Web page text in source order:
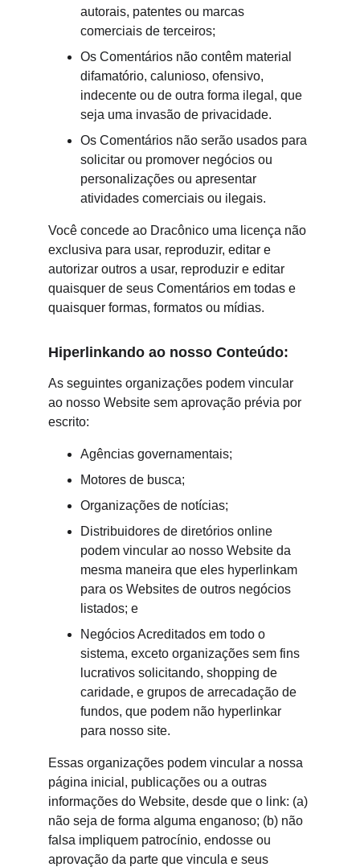
autorais, patentes ou marcas
comerciais de terceiros;
Os Comentários não contêm material
difamatório, calunioso, ofensivo,
indecente ou de outra forma ilegal, que
seja uma invasão de privacidade.
Os Comentários não serão usados para
solicitar ou promover negócios ou
personalizações ou apresentar
atividades comerciais ou ilegais.
Você concede ao Dracônico uma licença não
exclusiva para usar, reproduzir, editar e
autorizar outros a usar, reproduzir e editar
quaisquer de seus Comentários em todas e
quaisquer formas, formatos ou mídias.
Hiperlinkando ao nosso Conteúdo:
As seguintes organizações podem vincular
ao nosso Website sem aprovação prévia por
escrito:
Agências governamentais;
Motores de busca;
Organizações de notícias;
Distribuidores de diretórios online
podem vincular ao nosso Website da
mesma maneira que eles hyperlinkam
para os Websites de outros negócios
listados; e
Negócios Acreditados em todo o
sistema, exceto organizações sem fins
lucrativos solicitando, shopping de
caridade, e grupos de arrecadação de
fundos, que podem não hyperlinkar
para nosso site.
Essas organizações podem vincular a nossa
página inicial, publicações ou a outras
informações do Website, desde que o link: (a)
não seja de forma alguma enganoso; (b) não
falsa impliquem patrocínio, endosse ou
aprovação da parte que vincula e seus